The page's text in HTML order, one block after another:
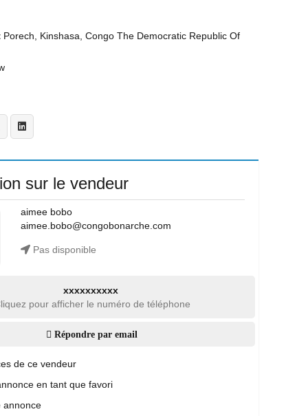
Porech, Kinshasa, Congo The Democratic Republic Of
sur le vendeur
aimee bobo
aimee.bobo@congobonarche.com
Pas disponible
xxxxxxxxxx
pour afficher le numéro de téléphone
Répondre par email
de ce vendeur
en tant que favori
annonce